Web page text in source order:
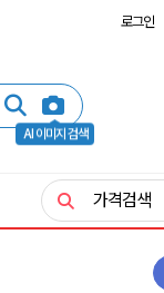
로그인
AI 이미지 검색
가격검색